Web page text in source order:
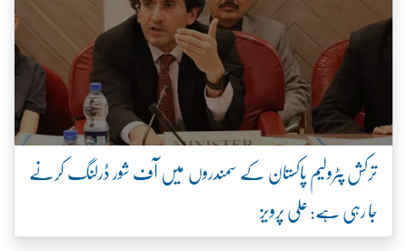
ترکش پٹرولیم پاکستان کے سمندروں میں آف شور ڈرلنگ کرنے
جا رہی ہے: علی پرویز